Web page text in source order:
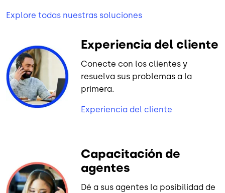
Explore todas nuestras soluciones
Experiencia del cliente
Conecte con los clientes y
resuelva sus problemas a la
primera.
Experiencia del cliente
Capacitación de
agentes
Dé a sus agentes la posibilidad de